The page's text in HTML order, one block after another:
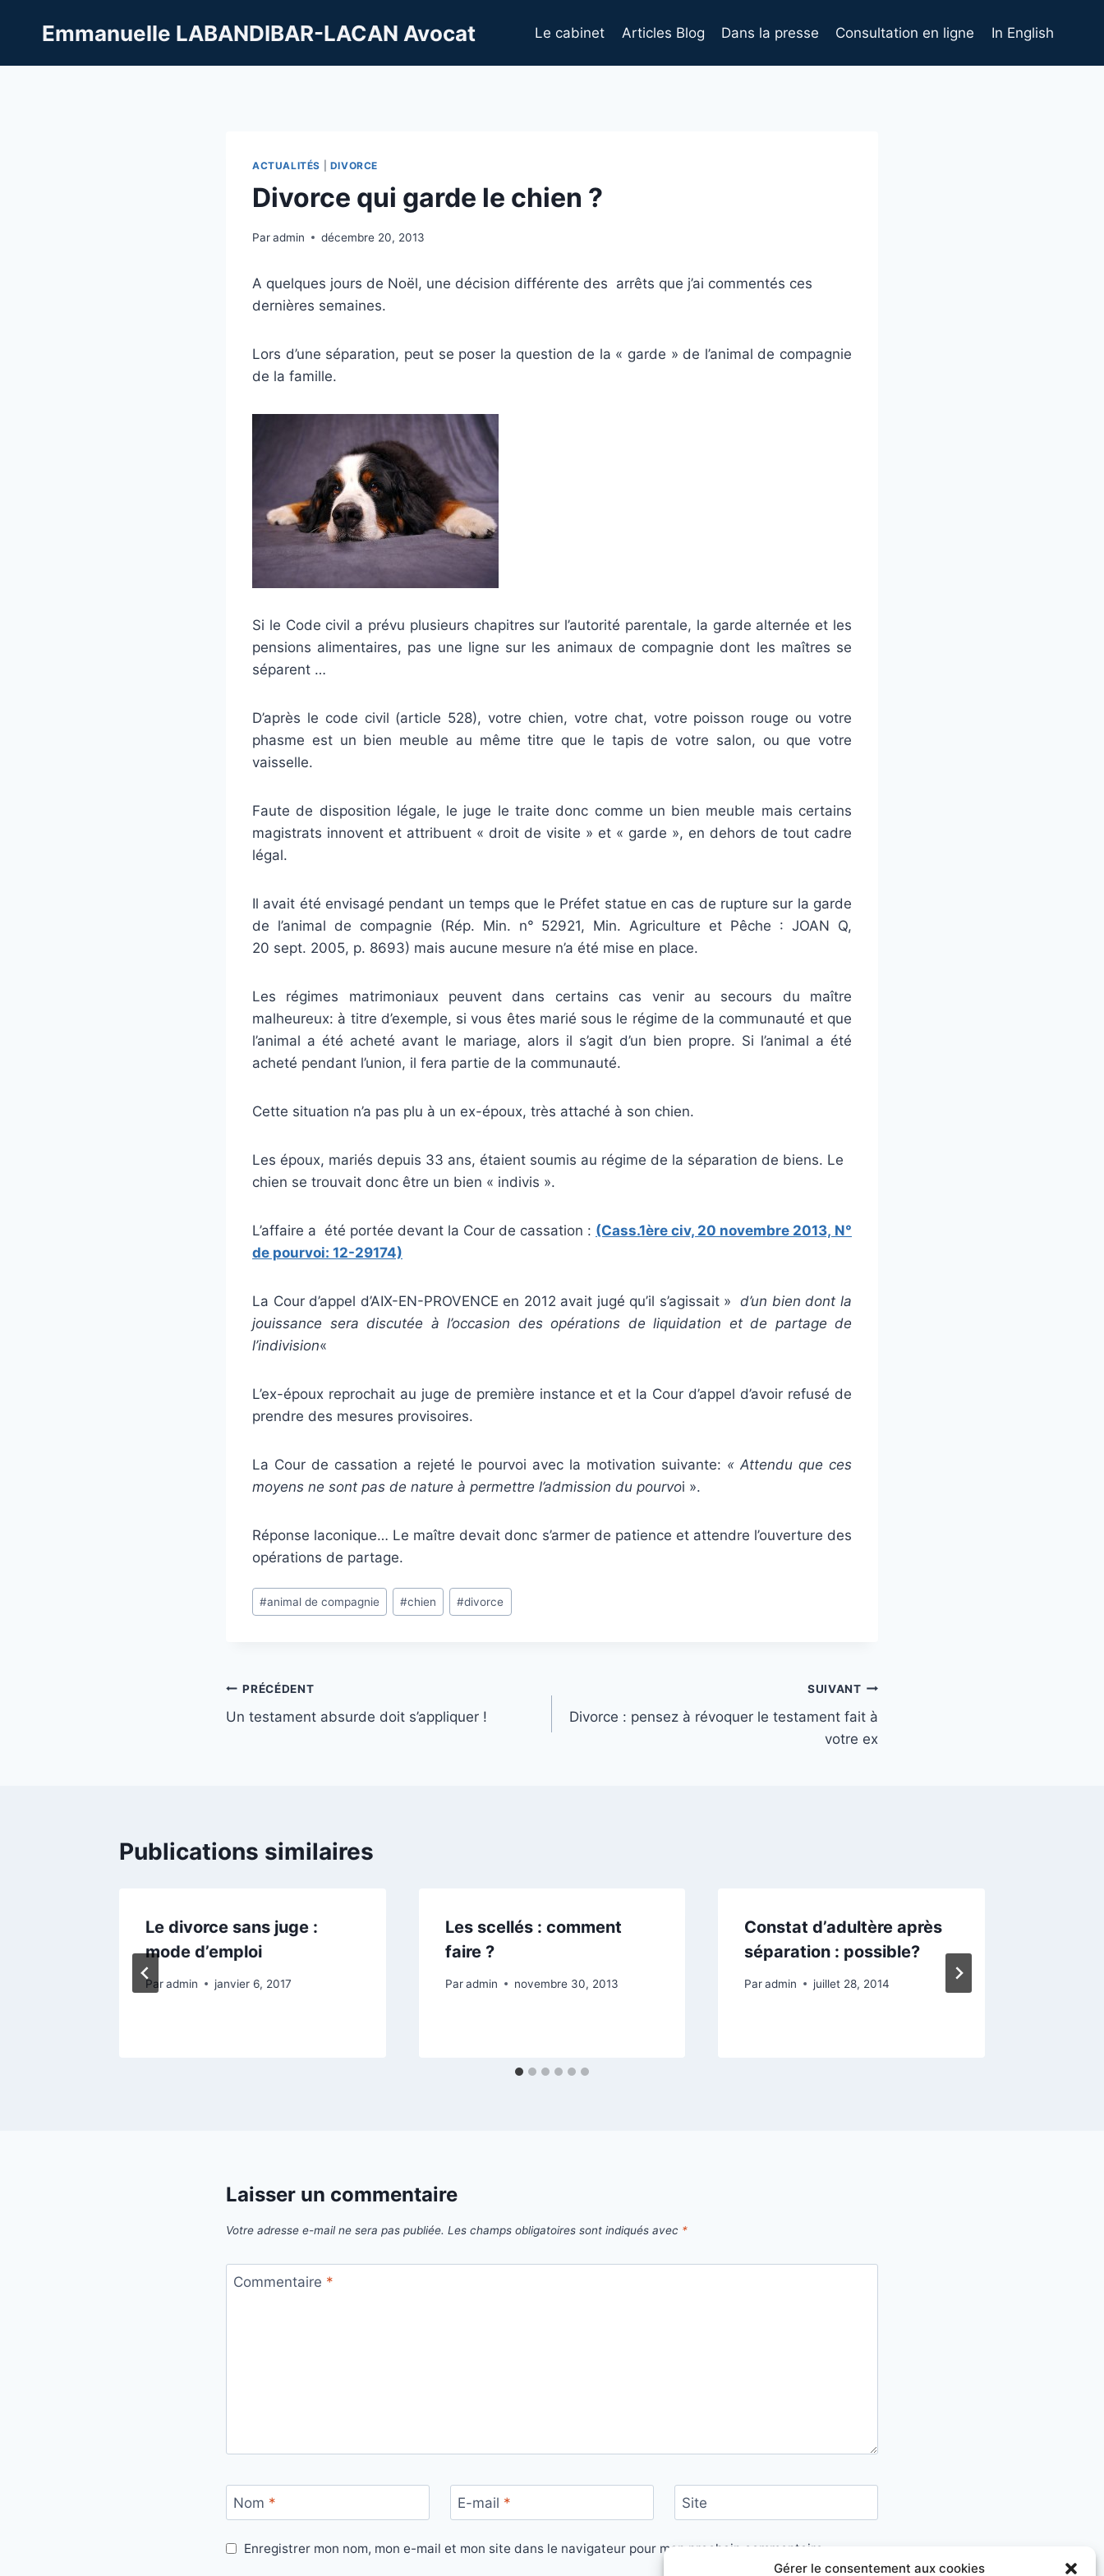
Gérer le consentement aux cookies
Emmanuelle LABANDIBAR-LACAN Avocat Le cabinet Articles Blog Dans la presse Consultation en ligne In English
ACTUALITÉS DIVORCE
Divorce qui garde le chien ?
Paradmin décembre 20, 2013
A quelques jours de Noël, une décision différente des arrêts que j’ai commentés ces
dernières semaines.
Lors d’une séparation, peut se poser la question de la « garde » de l’animal de compagnie
de la famille.
Si le Code civil a prévu plusieurs chapitres sur l’autorité parentale, la garde alternée et les
pensions alimentaires, pas une ligne sur les animaux de compagnie dont les maîtres se
séparent …
D’après le code civil (article 528), votre chien, votre chat, votre poisson rouge ou votre
phasme est un bien meuble au même titre que le tapis de votre salon, ou que votre
vaisselle.
Faute de disposition légale, le juge le traite donc comme un bien meuble mais certains
magistrats innovent et attribuent « droit de visite » et « garde », en dehors de tout cadre
légal.
Il avait été envisagé pendant un temps que le Préfet statue en cas de rupture sur la garde
de l’animal de compagnie (Rép. Min. n° 52921, Min. Agriculture et Pêche : JOAN Q,
20 sept. 2005, p. 8693) mais aucune mesure n’a été mise en place.
Les régimes matrimoniaux peuvent dans certains cas venir au secours du maître
malheureux: à titre d’exemple, si vous êtes marié sous le régime de la communauté et que
l’animal a été acheté avant le mariage, alors il s’agit d’un bien propre. Si l’animal a été
acheté pendant l’union, il fera partie de la communauté.
Cette situation n’a pas plu à un ex-époux, très attaché à son chien.
Les époux, mariés depuis 33 ans, étaient soumis au régime de la séparation de biens. Le
chien se trouvait donc être un bien « indivis ».
L’affaire a été portée devant la Cour de cassation : (Cass.1ère civ, 20 novembre 2013, N°
de pourvoi: 12-29174)
La Cour d’appel d’AIX-EN-PROVENCE en 2012 avait jugé qu’il s’agissait »d’un bien dont la
jouissance sera discutée à l’occasion des opérations de liquidation et de partage de
l’indivision«
L’ex-époux reprochait au juge de première instance et et la Cour d’appel d’avoir refusé de
prendre des mesures provisoires.
La Cour de cassation a rejeté le pourvoi avec la motivation suivante: « Attendu que ces
moyens ne sont pas de nature à permettre l’admission du pourvoi ».
Réponse laconique… Le maître devait donc s’armer de patience et attendre l’ouverture des
opérations de partage.
Étiquettes
de
#animal de compagnie #chien #divorce
Navigation
de
PRÉCÉDENT
Un testament absurde doit s’appliquer !
SUIVANT
Divorce : pensez à révoquer le testament fait à
votre ex
Publications similaires
Le divorce sans juge :
mode d’emploi
Paradmin janvier 6, 2017
Les scellés : comment
faire ?
Par admin novembre 30, 2013
Constat d’adultère après
séparation : possible?
Par admin juillet 28, 2014
Laisser un commentaire
Votre adresse e-mail ne sera pas publiée. Les champs obligatoires sont indiqués avec *
Commentaire *
Nom * E-mail * Site
Enregistrer mon nom, mon e-mail et mon site dans le navigateur pour mon prochain commentaire.